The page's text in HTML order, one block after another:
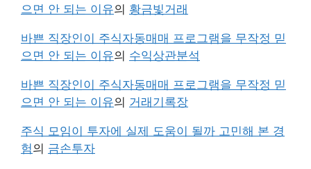
으면 안 되는 이유의 황금빛거래
바쁜 직장인이 주식자동매매 프로그램을 무작정 믿
으면 안 되는 이유의 수익상관분석
바쁜 직장인이 주식자동매매 프로그램을 무작정 믿
으면 안 되는 이유의 거래기록장
주식 모임이 투자에 실제 도움이 될까 고민해 본 경
험의 금손투자